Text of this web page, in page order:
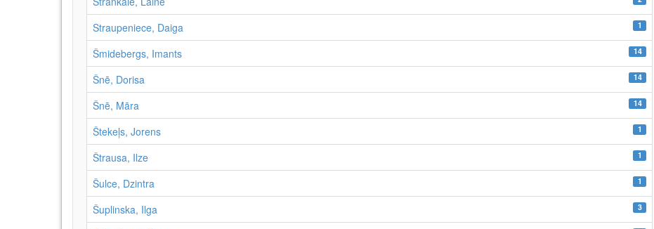
Straupeniece, Daiga 1
Šmidebergs, Imants 14
Šnē, Dorisa 14
Šnē, Māra 14
Štekeļs, Jorens 1
Štrausa, Ilze 1
Šulce, Dzintra 1
Šuplinska, Ilga 3